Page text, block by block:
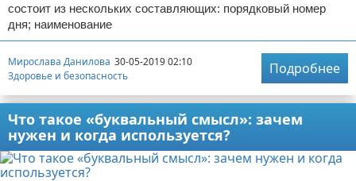
состоит из нескольких составляющих: порядковый номер
дня; наименование
Мирослава Данилова 30-05-2019 02:10
Здоровье и безопасность
Подробнее
Что такое «буквальный смысл»: зачем
нужен и когда используется?